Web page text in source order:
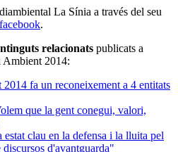
La Sínia a través del seu
facebook.
relacionats publicats a
Ambient 2014:
fa un reconeixement a 4 entitats
que la gent conegui, valori,
clau en la defensa i la lluita pel
d'avantguarda"